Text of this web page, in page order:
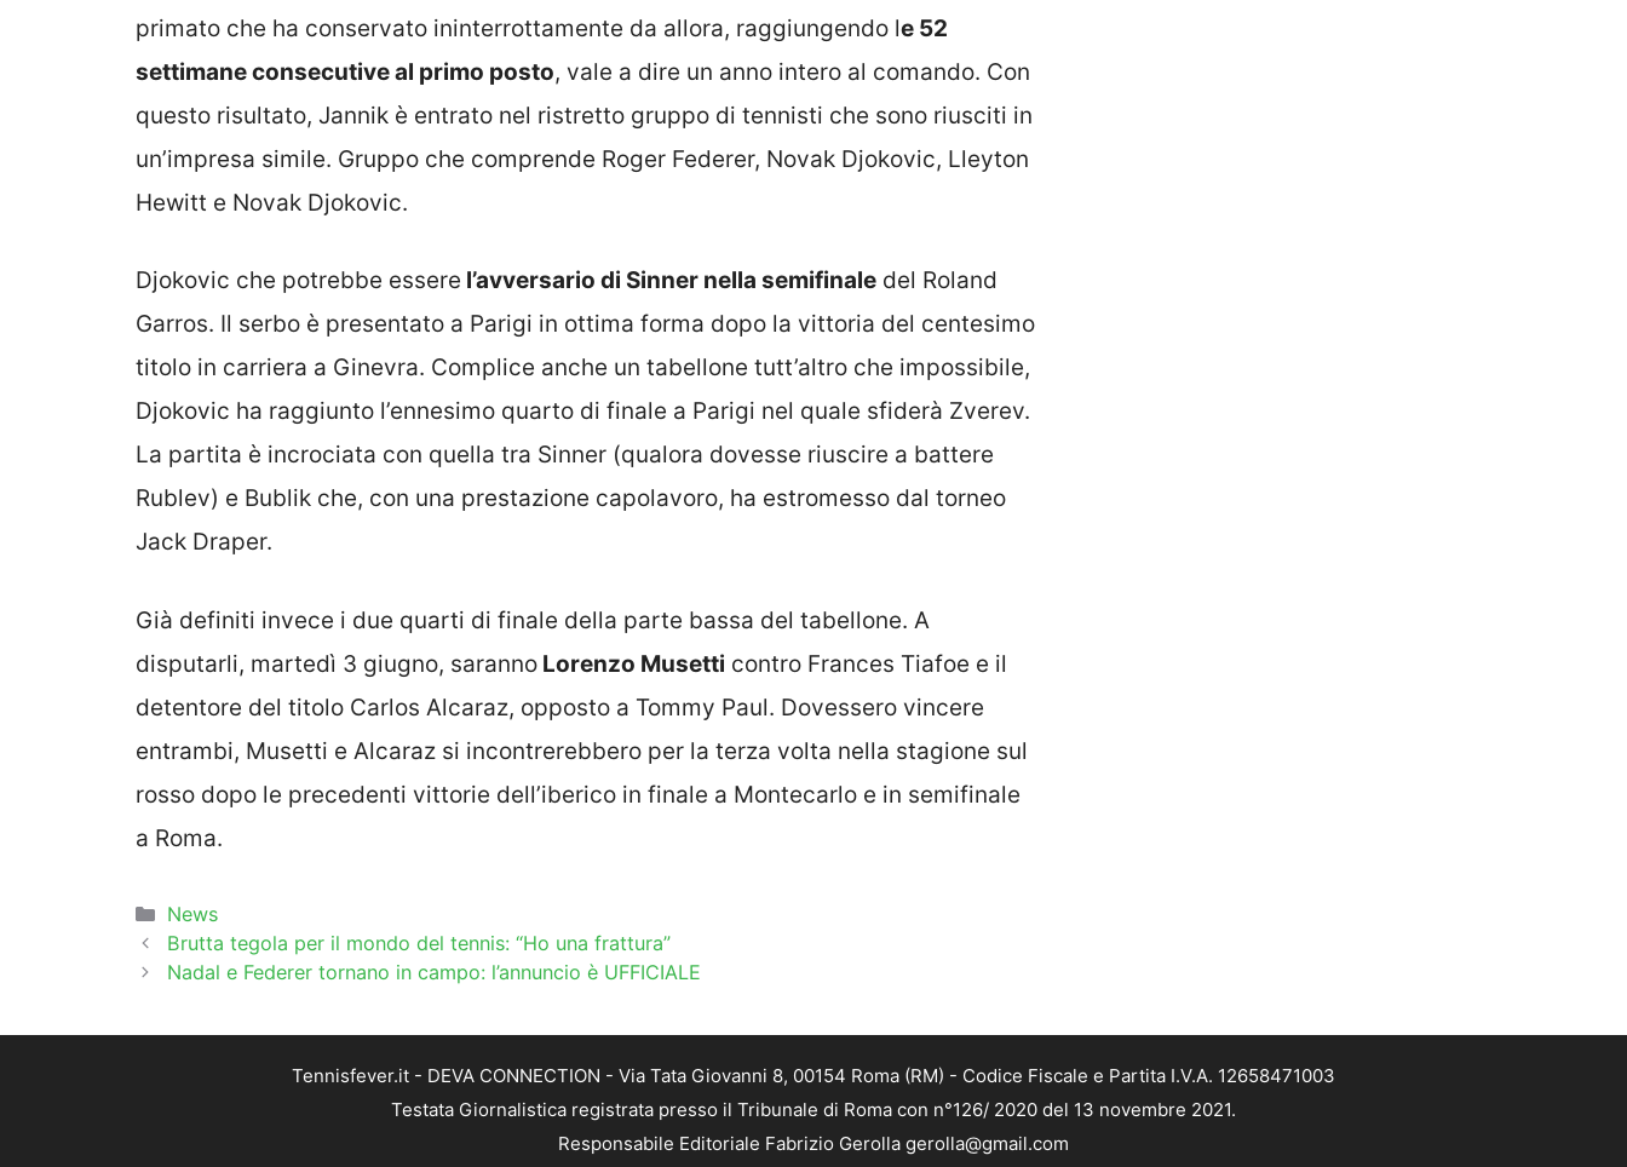
primato che ha conservato ininterrottamente da allora, raggiungendo le 52
settimane consecutive al primo posto, vale a dire un anno intero al comando. Con
questo risultato, Jannik è entrato nel ristretto gruppo di tennisti che sono riusciti in
un’impresa simile. Gruppo che comprende Roger Federer, Novak Djokovic, Lleyton
Hewitt e Novak Djokovic.
Djokovic che potrebbe essere l’avversario di Sinner nella semifinale del Roland
Garros. Il serbo è presentato a Parigi in ottima forma dopo la vittoria del centesimo
titolo in carriera a Ginevra. Complice anche un tabellone tutt’altro che impossibile,
Djokovic ha raggiunto l’ennesimo quarto di finale a Parigi nel quale sfiderà Zverev.
La partita è incrociata con quella tra Sinner (qualora dovesse riuscire a battere
Rublev) e Bublik che, con una prestazione capolavoro, ha estromesso dal torneo
Jack Draper.
Già definiti invece i due quarti di finale della parte bassa del tabellone. A
disputarli, martedì 3 giugno, saranno Lorenzo Musetti contro Frances Tiafoe e il
detentore del titolo Carlos Alcaraz, opposto a Tommy Paul. Dovessero vincere
entrambi, Musetti e Alcaraz si incontrerebbero per la terza volta nella stagione sul
rosso dopo le precedenti vittorie dell’iberico in finale a Montecarlo e in semifinale
a Roma.
Categorie
News
Brutta tegola per il mondo del tennis: “Ho una frattura”
Nadal e Federer tornano in campo: l’annuncio è UFFICIALE
Tennisfever.it - DEVA CONNECTION - Via Tata Giovanni 8, 00154 Roma (RM) - Codice Fiscale e Partita I.V.A. 12658471003
Testata Giornalistica registrata presso il Tribunale di Roma con n°126/ 2020 del 13 novembre 2021.
Responsabile Editoriale Fabrizio Gerolla gerolla@gmail.com